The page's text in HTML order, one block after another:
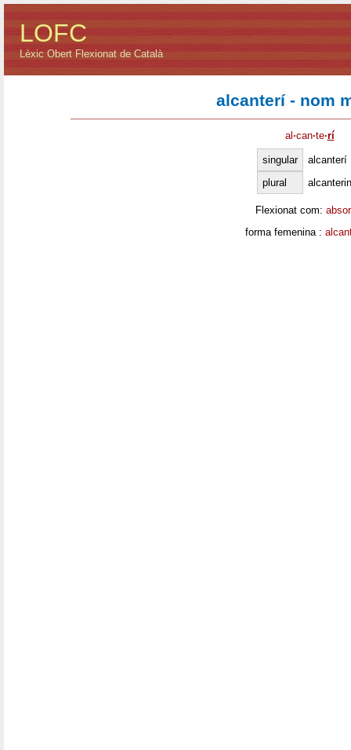
LOFC
Lèxic Obert Flexionat de Català
alcanterí - nom
al·can·te·rí
singular
alcanterí
plural
Flexionat com:
forma femenina :